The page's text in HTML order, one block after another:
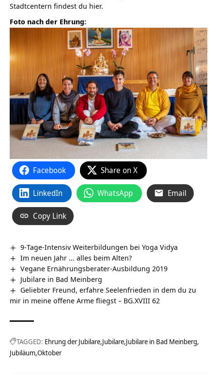
Stadtcentern findest du hier.
Foto nach der Ehrung:
Facebook Share on X
LinkedIn WhatsApp Email
Copy Link
9-Tage-Intensiv Weiterbildungen bei Yoga Vidya
Im neuen Jahr … alles beim Alten?
Vegane Ernährungsberater-Ausbildung 2019
Jubilare in Bad Meinberg
Geliebter Freund, erfahre Seelenfrieden in dem du zu
mir in meine offene Arme fliegst – BG.XVIII 62
TAGGED: Ehrung der Jubilare Jubilare Jubilare in Bad Meinberg
Jubiläum Oktober